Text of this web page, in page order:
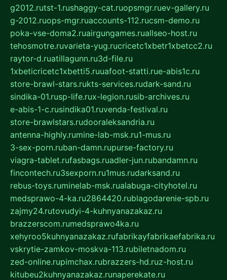
g2012.rutst-1.rushaggy-cat.ruopsmgr.ruev-gallery.ru
g-2012.ruops-mgr.ruaccounts-112.rucsm-demo.ru
poka-vse-doma2.ruairgungames.ruallseo-host.ru
tehosmotre.ruvarieta-yug.rucricetc1xbetr1xbetcc2.ru
raytor-d.ruatillagunn.ru3d-file.ru
1xbeticricetc1xbetti5.ruuafoot-statti.rue-abis1c.ru
store-brawl-stars.rukts-services.rudark-sand.ru
sindika-01.rusp-life.rux-legion.rusib-archives.ru
e-abis-1-c.rusindika01.ruvenda-festival.ru
store-brawlstars.rudooraleksandria.ru
antenna-highly.rumine-lab-msk.ru1-mus.ru
3-sex-porn.ruban-damn.rupurse-factory.ru
viagra-tablet.rufasbags.ruadler-jun.rubandamn.ru
fincontech.ru3sexporn.ru1mus.rudarksand.ru
rebus-toys.ruminelab-msk.rualabuga-cityhotel.ru
medsprawo-4-ka.ru2864420.rublagodarenie-spb.ru
zajmy24.rutovudyi-4-kuhnyanazakaz.ru
brazzerscom.rumedsprawo4ka.ru
xehyroo5kuhnyanazakaz.rufabrikayfabrikaefabrika.ru
vskrytie-zamkov-moskva-113.rubiletnadom.ru
zed-online.rupimchax.rubrazzers-hd.ruz-host.ru
kitubeu2kuhnyanazakaz.runaperekate.ru